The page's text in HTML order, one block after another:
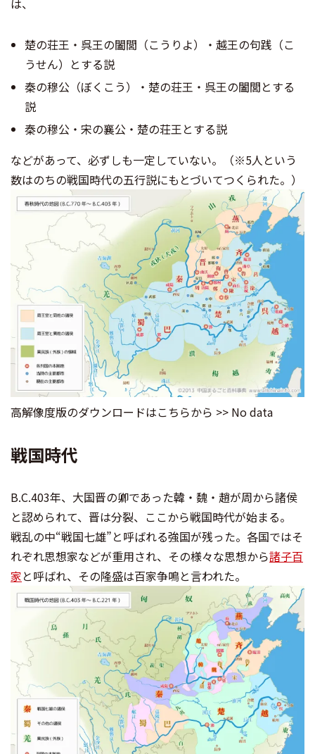
は、
楚の荘王・呉王の闔閭（こうりよ）・越王の句践（こ
うせん）とする説
秦の穆公（ぼくこう）・楚の荘王・呉王の闔閭とする
説
秦の穆公・宋の襄公・楚の荘王とする説
などがあって、必ずしも一定していない。（※5人という
数はのちの戦国時代の五行説にもとづいてつくられた。）
高解像度版のダウンロードはこちらから >> No data
戦国時代
B.C.403年、大国晋の卿であった韓・魏・趙が周から諸侯
と認められて、晋は分裂、ここから戦国時代が始まる。
戦乱の中“戦国七雄”と呼ばれる強国が残った。各国ではそ
れぞれ思想家などが重用され、その様々な思想から諸子百
家と呼ばれ、その隆盛は百家争鳴と言われた。